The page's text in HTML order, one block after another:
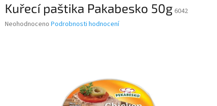
Kuřecí paštika Pakabesko 50g 6042
Průměrné
Neohodnoceno Podrobnosti hodnocení